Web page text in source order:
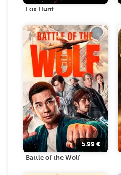
Fox Hunt
5.99 €
Battle of the Wolf